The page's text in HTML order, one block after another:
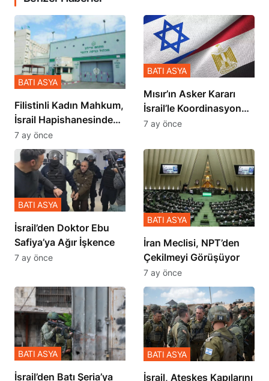
Filistinli Kadın Mahkum,
İsrail Hapishanesindeki
Zulmü Anlattı
BATI ASYA
7 ay önce
Mısır’ın Asker Kararı
İsrail’le Koordinasyon
İçinde Gerçekleşmiş
BATI ASYA
7 ay önce
İsrail’den Doktor Ebu
Safiya’ya Ağır İşkence
BATI ASYA
7 ay önce
İran Meclisi, NPT’den
Çekilmeyi Görüşüyor
BATI ASYA
7 ay önce
​​​​​​​İsrail’den Batı Şeria’ya
BATI ASYA
İsrail, Ateşkes Kapılarını
BATI ASYA